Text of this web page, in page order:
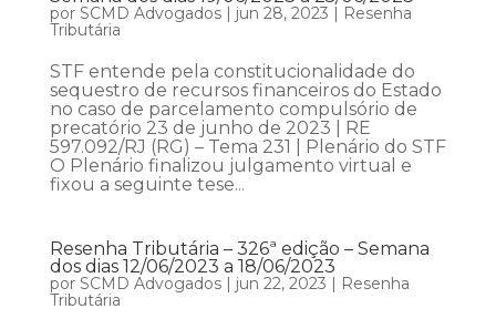
por SCMD Advogados| jun 28, 2023 | Resenha
Tributária
STF entende pela constitucionalidade do
sequestro de recursos financeiros do Estado
no caso de parcelamento compulsório de
precatório 23 de junho de 2023 | RE
597.092/RJ (RG) – Tema 231 | Plenário do STF
O Plenário finalizou julgamento virtual e
fixou a seguinte tese...
Resenha Tributária – 326ª edição – Semana
dos dias 12/06/2023 a 18/06/2023
por SCMD Advogados| jun 22, 2023 | Resenha
Tributária